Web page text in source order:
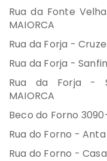
Rua da Fonte
MAIORCA
Rua da Forja -
Rua da Forja -
Rua da Forja -
MAIORCA
Beco do Forno
Rua do Forno -
Rua do Forno -